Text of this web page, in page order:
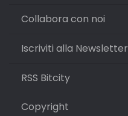
Collabora con noi
Iscriviti alla Newsletter
RSS Bitcity
Copyright